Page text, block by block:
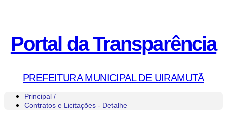
Portal da Transparência
PREFEITURA MUNICIPAL DE UIRAMUTÃ
Principal /
Contratos e Licitações - Detalhe